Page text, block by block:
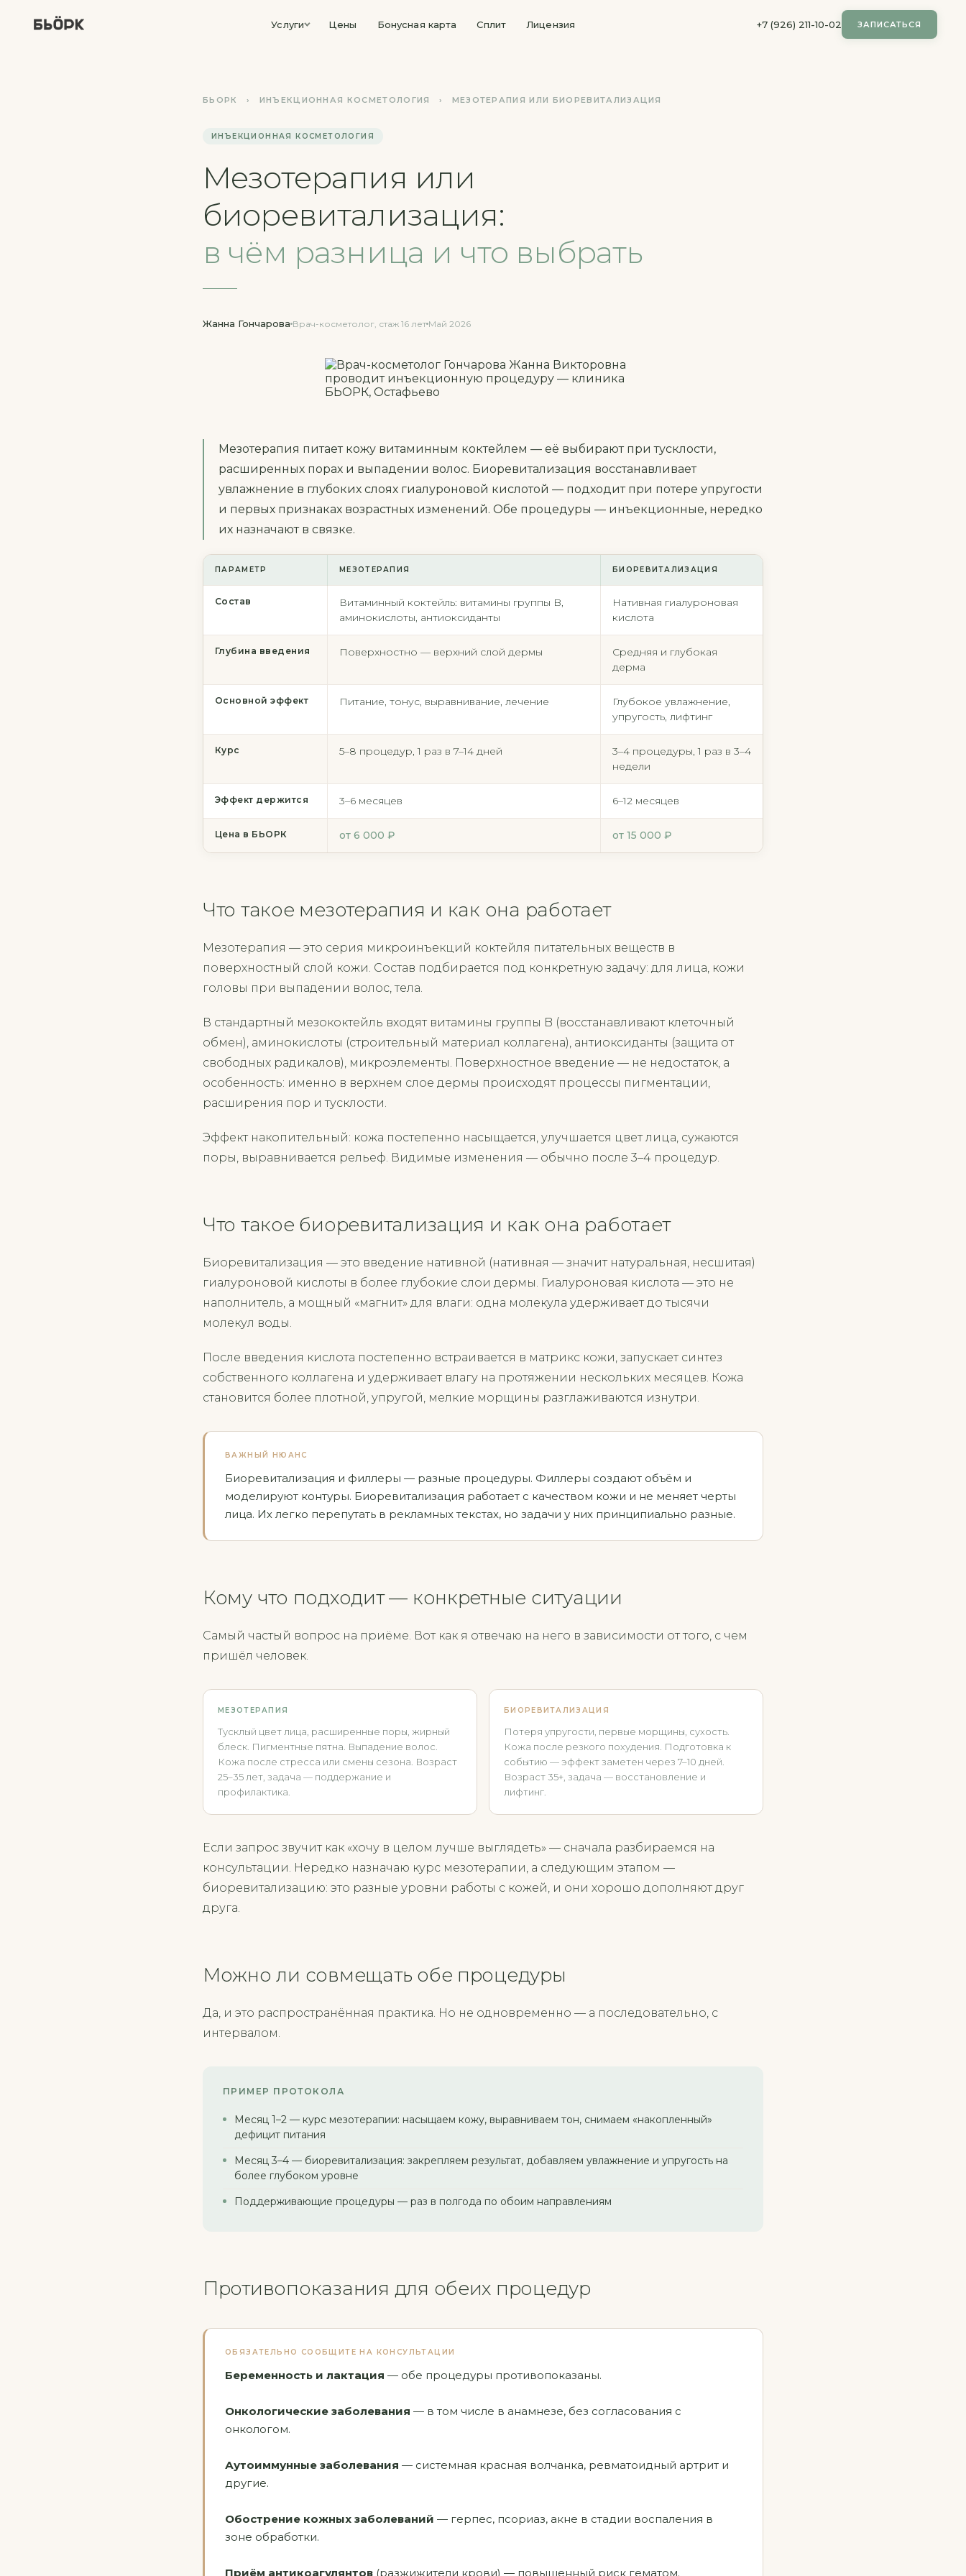
Услуги Цены Бонусная карта Сплит Лицензия +7 (926) 211-10-02 ЗАПИСАТЬСЯ
БЬОРК › ИНЪЕКЦИОННАЯ КОСМЕТОЛОГИЯ › МЕЗОТЕРАПИЯ ИЛИ БИОРЕВИТАЛИЗАЦИЯ
ИНЪЕКЦИОННАЯ КОСМЕТОЛОГИЯ
Мезотерапия или
биоревитализация:
в чём разница и что выбрать
Жанна Гончарова Врач-косметолог, стаж 16 лет Май 2026
Мезотерапия питает кожу витаминным коктейлем — её выбирают при тусклости,
расширенных порах и выпадении волос. Биоревитализация восстанавливает
увлажнение в глубоких слоях гиалуроновой кислотой — подходит при потере упругости
и первых признаках возрастных изменений. Обе процедуры — инъекционные, нередко
их назначают в связке.
ПАРАМЕТР МЕЗОТЕРАПИЯ БИОРЕВИТАЛИЗАЦИЯ
Состав
Витаминный коктейль: витамины группы B,
аминокислоты, антиоксиданты
Нативная гиалуроновая
кислота
Глубина введения Поверхностно — верхний слой дермы
Средняя и глубокая
дерма
Основной эффект Питание, тонус, выравнивание, лечение
Глубокое увлажнение,
упругость, лифтинг
Курс 5–8 процедур, 1 раз в 7–14 дней
3–4 процедуры, 1 раз в 3–4
недели
Эффект держится 3–6 месяцев 6–12 месяцев
Цена в БЬОРК от 6 000 ₽ от 15 000 ₽
Что такое мезотерапия и как она работает
Мезотерапия — это серия микроинъекций коктейля питательных веществ в
поверхностный слой кожи. Состав подбирается под конкретную задачу: для лица, кожи
головы при выпадении волос, тела.
В стандартный мезококтейль входят витамины группы B (восстанавливают клеточный
обмен), аминокислоты (строительный материал коллагена), антиоксиданты (защита от
свободных радикалов), микроэлементы. Поверхностное введение — не недостаток, а
особенность: именно в верхнем слое дермы происходят процессы пигментации,
расширения пор и тусклости.
Эффект накопительный: кожа постепенно насыщается, улучшается цвет лица, сужаются
поры, выравнивается рельеф. Видимые изменения — обычно после 3–4 процедур.
Что такое биоревитализация и как она работает
Биоревитализация — это введение нативной (нативная — значит натуральная, несшитая)
гиалуроновой кислоты в более глубокие слои дермы. Гиалуроновая кислота — это не
наполнитель, а мощный «магнит» для влаги: одна молекула удерживает до тысячи
молекул воды.
После введения кислота постепенно встраивается в матрикс кожи, запускает синтез
собственного коллагена и удерживает влагу на протяжении нескольких месяцев. Кожа
становится более плотной, упругой, мелкие морщины разглаживаются изнутри.
ВАЖНЫЙ НЮАНС
Биоревитализация и филлеры — разные процедуры. Филлеры создают объём и
моделируют контуры. Биоревитализация работает с качеством кожи и не меняет черты
лица. Их легко перепутать в рекламных текстах, но задачи у них принципиально разные.
Кому что подходит — конкретные ситуации
Самый частый вопрос на приёме. Вот как я отвечаю на него в зависимости от того, с чем
пришёл человек.
МЕЗОТЕРАПИЯ
Тусклый цвет лица, расширенные поры, жирный
блеск. Пигментные пятна. Выпадение волос.
Кожа после стресса или смены сезона. Возраст
25–35 лет, задача — поддержание и
профилактика.
БИОРЕВИТАЛИЗАЦИЯ
Потеря упругости, первые морщины, сухость.
Кожа после резкого похудения. Подготовка к
событию — эффект заметен через 7–10 дней.
Возраст 35+, задача — восстановление и
лифтинг.
Если запрос звучит как «хочу в целом лучше выглядеть» — сначала разбираемся на
консультации. Нередко назначаю курс мезотерапии, а следующим этапом —
биоревитализацию: это разные уровни работы с кожей, и они хорошо дополняют друг
друга.
Можно ли совмещать обе процедуры
Да, и это распространённая практика. Но не одновременно — а последовательно, с
интервалом.
ПРИМЕР ПРОТОКОЛА
Месяц 1–2 — курс мезотерапии: насыщаем кожу, выравниваем тон, снимаем «накопленный»
дефицит питания
Месяц 3–4 — биоревитализация: закрепляем результат, добавляем увлажнение и упругость на
более глубоком уровне
Поддерживающие процедуры — раз в полгода по обоим направлениям
Противопоказания для обеих процедур
ОБЯЗАТЕЛЬНО СООБЩИТЕ НА КОНСУЛЬТАЦИИ
Беременность и лактация — обе процедуры противопоказаны.
Онкологические заболевания — в том числе в анамнезе, без согласования с
онкологом.
Аутоиммунные заболевания — системная красная волчанка, ревматоидный артрит и
другие.
Обострение кожных заболеваний — герпес, псориаз, акне в стадии воспаления в
зоне обработки.
Приём антикоагулянтов (разжижители крови) — повышенный риск гематом.